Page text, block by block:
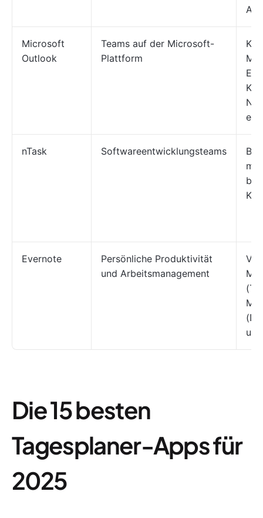
Microsoft
Outlook
Teams auf der Microsoft-
Plattform
nTask Softwareentwicklungsteams
mit
Evernote
Persönliche Produktivität
und Arbeitsmanagement
Die 15 besten
Tagesplaner-Apps für
2025